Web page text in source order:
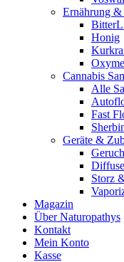
Ernährung
Honig
Cannabis
Alle
Fast
Geräte &
Storz
Magazin
Über Naturopathys
Kontakt
Mein Konto
Kasse